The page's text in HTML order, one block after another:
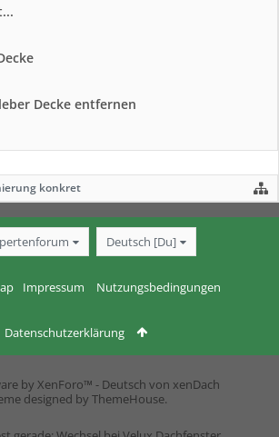
Decke entfernen
konkret
Deutsch [Du]
Impressum Nutzungsbedingungen
Datenschutzerklärung
by XenForo™ - Deutsch von xenDach
designed by ThemeHouse.